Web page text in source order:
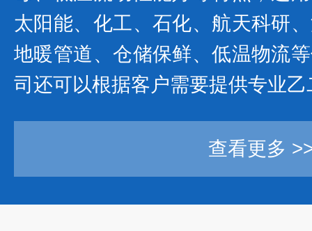
太阳能、化工、石化、航天科研
地暖管道、仓储保鲜、低温物流
司还可以根据客户需要提供专业
查看更多